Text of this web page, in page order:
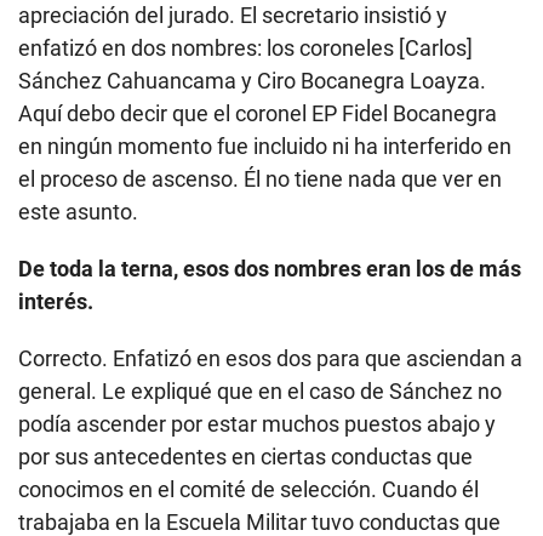
apreciación del jurado. El secretario insistió y
enfatizó en dos nombres: los coroneles [Carlos]
Sánchez Cahuancama y Ciro Bocanegra Loayza.
Aquí debo decir que el coronel EP Fidel Bocanegra
en ningún momento fue incluido ni ha interferido en
el proceso de ascenso. Él no tiene nada que ver en
este asunto.
De toda la terna, esos dos nombres eran los de más
interés.
Correcto. Enfatizó en esos dos para que asciendan a
general. Le expliqué que en el caso de Sánchez no
podía ascender por estar muchos puestos abajo y
por sus antecedentes en ciertas conductas que
conocimos en el comité de selección. Cuando él
trabajaba en la Escuela Militar tuvo conductas que